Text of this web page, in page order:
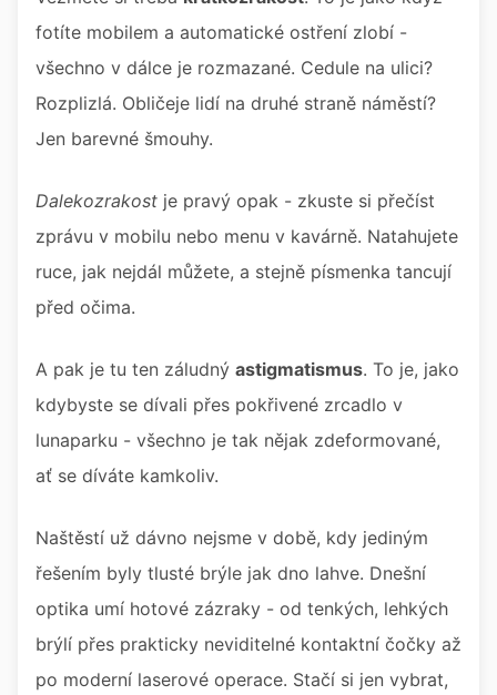
fotíte mobilem a automatické ostření zlobí -
všechno v dálce je rozmazané. Cedule na ulici?
Rozplizlá. Obličeje lidí na druhé straně náměstí?
Jen barevné šmouhy.
Dalekozrakost je pravý opak - zkuste si přečíst
zprávu v mobilu nebo menu v kavárně. Natahujete
ruce, jak nejdál můžete, a stejně písmenka tancují
před očima.
A pak je tu ten záludný astigmatismus. To je, jako
kdybyste se dívali přes pokřivené zrcadlo v
lunaparku - všechno je tak nějak zdeformované,
ať se díváte kamkoliv.
Naštěstí už dávno nejsme v době, kdy jediným
řešením byly tlusté brýle jak dno lahve. Dnešní
optika umí hotové zázraky - od tenkých, lehkých
brýlí přes prakticky neviditelné kontaktní čočky až
po moderní laserové operace. Stačí si jen vybrat,